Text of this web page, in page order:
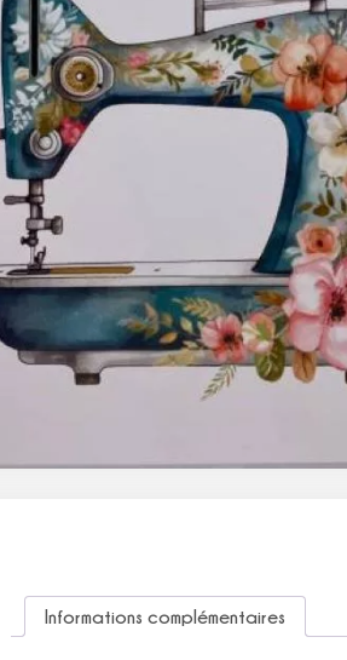
Informations complémentaires